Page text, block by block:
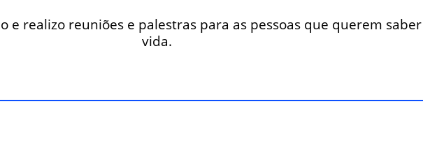
e realizo reuniões e palestras para as pessoas que querem
vida.